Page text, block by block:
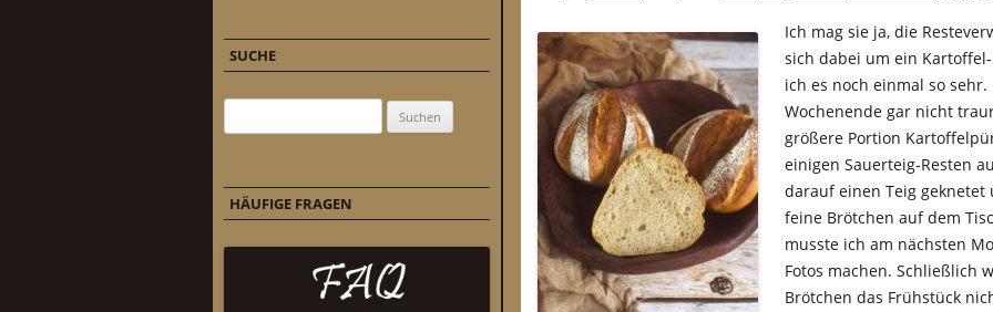
Ich mag sie ja, die
sich dabei um ein
ich es noch einmal so
Wochenende gar nicht
größere Portion
einigen Sauerteig-Resten
darauf einen Teig
feine Brötchen auf dem
musste ich am nächsten
Fotos machen. Schließlich
Brötchen das Frühstück
SUCHE
HÄUFIGE FRAGEN